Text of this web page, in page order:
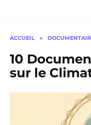
ACCUEIL »
10
sur le